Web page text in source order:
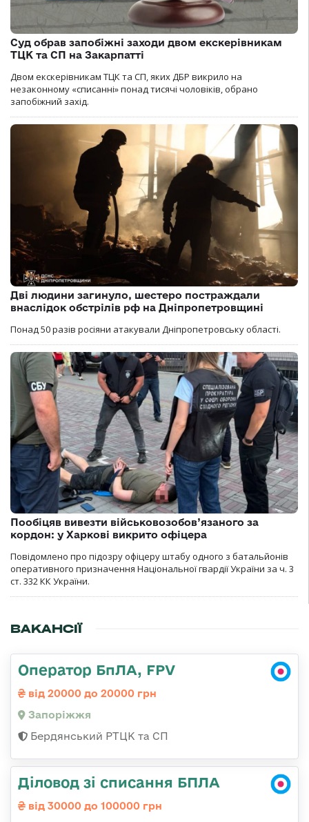
Суд обрав запобіжні заходи двом екскерівникам
ТЦК та СП на Закарпатті
Двом екскерівникам ТЦК та СП, яких ДБР викрило на
незаконному «списанні» понад тисячі чоловіків, обрано
запобіжний захід.
Дві людини загинуло, шестеро постраждали
внаслідок обстрілів рф на Дніпропетровщині
Понад 50 разів росіяни атакували Дніпропетровську області.
Пообіцяв вивезти військовозобов’язаного за
кордон: у Харкові викрито офіцера
Повідомлено про підозру офіцеру штабу одного з батальйонів
оперативного призначення Національної гвардії України за ч. 3
ст. 332 КК України.
ВАКАНСІЇ
Оператор БпЛА, FPV
від 20000 до 20000 грн
Запоріжжя
Бердянський РТЦК та СП
Діловод зі списання БПЛА
від 30000 до 100000 грн